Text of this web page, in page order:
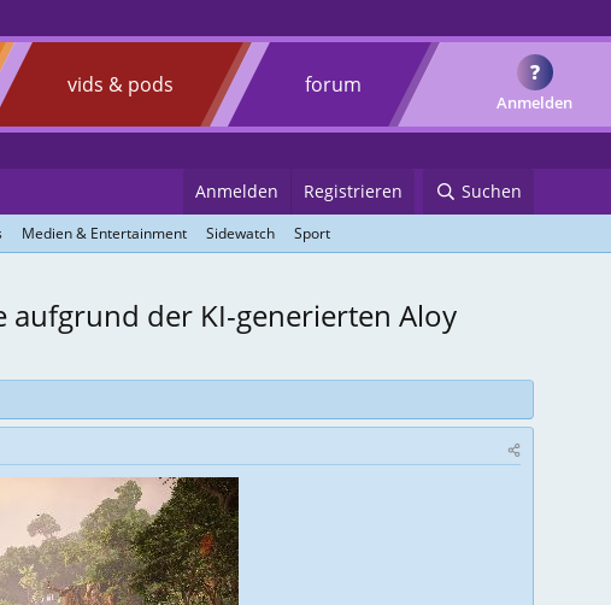
vids & pods forum
Anmelden
?
Anmelden Registrieren Suchen
Medien & Entertainment Sidewatch Sport
aufgrund der KI-generierten Aloy